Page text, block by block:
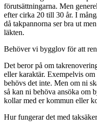
förutsättningarna. Men
efter cirka 20 till 30 år. I
då takpannorna ser bra ut
läkten.
Behöver vi bygglov för att
Det beror på om
eller karaktär. Exempelvis om
behövs det inte. Men om ni
så kan ni behöva ansöka om
kollar med er kommun eller
Hur fungerar det med